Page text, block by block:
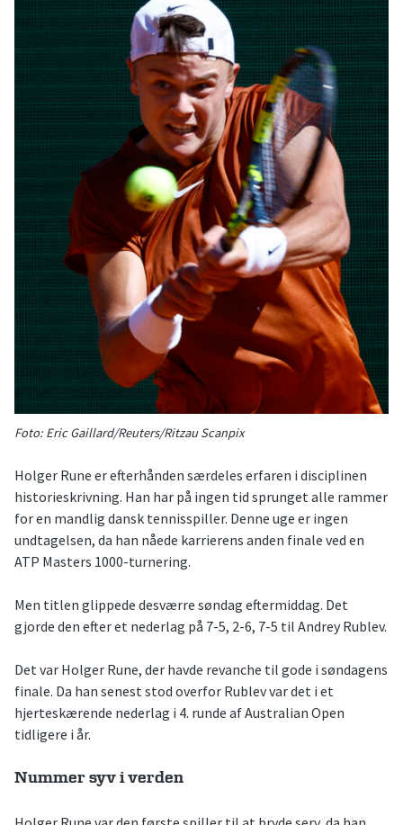
Foto: Eric Gaillard/Reuters/Ritzau Scanpix
Holger Rune er efterhånden særdeles erfaren i disciplinen
historieskrivning. Han har på ingen tid sprunget alle rammer
for en mandlig dansk tennisspiller. Denne uge er ingen
undtagelsen, da han nåede karrierens anden finale ved en
ATP Masters 1000-turnering.
Men titlen glippede desværre søndag eftermiddag. Det
gjorde den efter et nederlag på 7-5, 2-6, 7-5 til Andrey Rublev.
Det var Holger Rune, der havde revanche til gode i søndagens
finale. Da han senest stod overfor Rublev var det i et
hjerteskærende nederlag i 4. runde af Australian Open
tidligere i år.
Nummer syv i verden